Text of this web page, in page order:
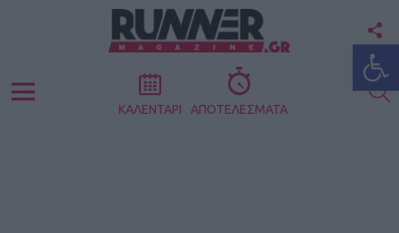
Menu ΚΑΛΕΝΤΑΡΙ ΑΠΟΤΕΛΕΣΜΑΤΑ